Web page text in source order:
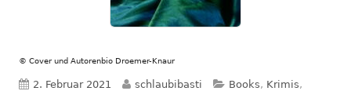
© Cover und Autorenbio Droemer-Knaur
Veröffentlicht
2. Februar 2021 Autor
schlaubibasti Kategorien
Books, Krimis,